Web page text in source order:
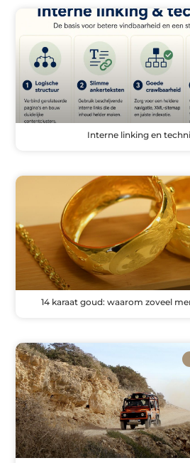
Interne linking en
14 karaat goud: waarom zoveel